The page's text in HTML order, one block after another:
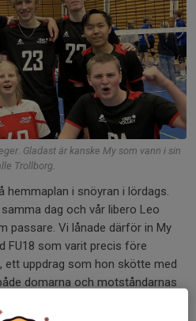
Gladast är kanske My som vann i sin
Trollborg.
hemmaplan i snöyran i lördags.
dag och vår libero Leo
passare. Vi lånade därför in My
FU18 som varit precis före
uppdrag som hon skötte med
domarna och motståndarnas